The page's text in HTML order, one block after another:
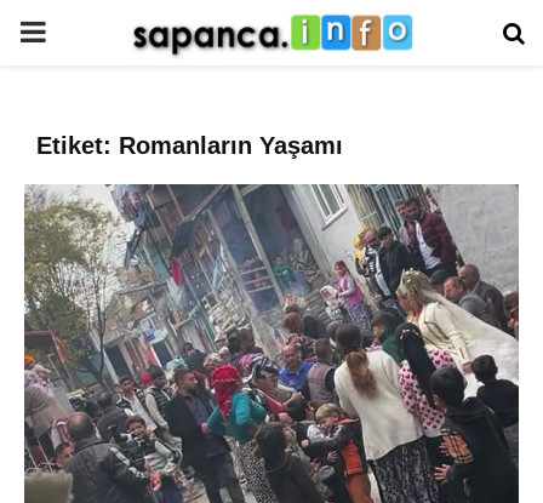
PRIMARY
Etiket: Romanların Yaşamı